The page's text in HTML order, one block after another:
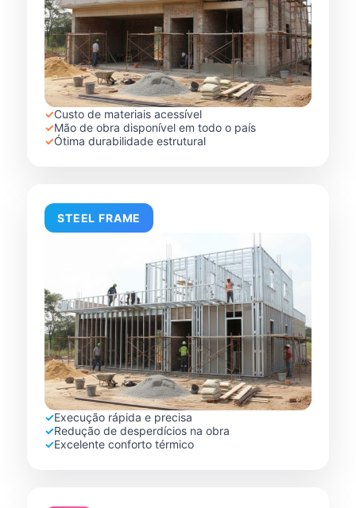
✓Custo de materiais acessível
✓Mão de obra disponível em todo o país
✓Ótima durabilidade estrutural
STEEL FRAME
✓Execução rápida e precisa
✓Redução de desperdícios na obra
✓Excelente conforto térmico